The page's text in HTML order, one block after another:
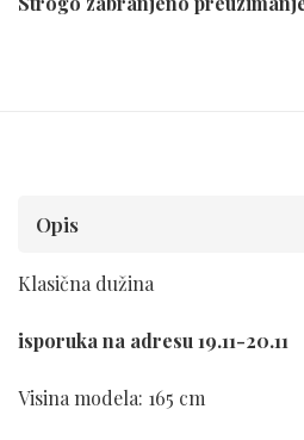
Opis
Klasična dužina
isporuka na adresu 19.11-20.11
Visina modela: 165 cm